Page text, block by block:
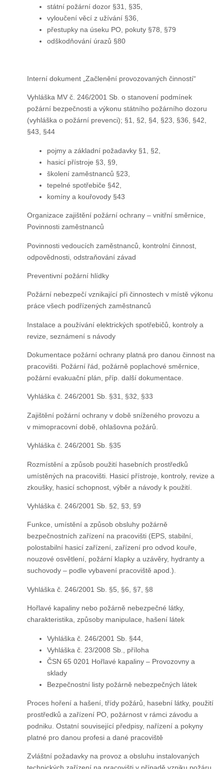
státní požární dozor §31, §35,
vyloučení věcí z užívání §36,
přestupky na úseku PO, pokuty §78, §79
odškodňování úrazů §80
Interní dokument „Začlenění provozovaných činností“
Vyhláška MV č. 246/2001 Sb. o stanovení podmínek
požární bezpečnosti a výkonu státního požárního dozoru
(vyhláška o požární prevenci); §1, §2, §4, §23, §36, §42,
§43, §44
pojmy a základní požadavky §1, §2,
hasicí přístroje §3, §9,
školení zaměstnanců §23,
tepelné spotřebiče §42,
komíny a kouřovody §43
Organizace zajištění požární ochrany – vnitřní směrnice,
Povinnosti zaměstnanců
Povinnosti vedoucích zaměstnanců, kontrolní činnost,
odpovědnosti, odstraňování závad
Preventivní požární hlídky
Požární nebezpečí vznikající při činnostech v místě výkonu
práce všech podřízených zaměstnanců
Instalace a používání elektrických spotřebičů, kontroly a
revize, seznámení s návody
Dokumentace požární ochrany platná pro danou činnost na
pracovišti. Požární řád, požárně poplachové směrnice,
požární evakuační plán, příp. další dokumentace.
Vyhláška č. 246/2001 Sb. §31, §32, §33
Zajištění požární ochrany v době sníženého provozu a
v mimopracovní době, ohlašovna požárů.
Vyhláška č. 246/2001 Sb. §35
Rozmístění a způsob použití hasebních prostředků
umístěných na pracovišti. Hasicí přístroje, kontroly, revize a
zkoušky, hasicí schopnost, výběr a návody k použití.
Vyhláška č. 246/2001 Sb. §2, §3, §9
Funkce, umístění a způsob obsluhy požárně
bezpečnostních zařízení na pracovišti (EPS, stabilní,
polostabilní hasicí zařízení, zařízení pro odvod kouře,
nouzové osvětlení, požární klapky a uzávěry, hydranty a
suchovody – podle vybavení pracoviště apod.).
Vyhláška č. 246/2001 Sb. §5, §6, §7, §8
Hořlavé kapaliny nebo požárně nebezpečné látky,
charakteristika, způsoby manipulace, hašení látek
Vyhláška č. 246/2001 Sb. §44,
Vyhláška č. 23/2008 Sb., příloha
ČSN 65 0201 Hořlavé kapaliny – Provozovny a
sklady
Bezpečnostní listy požárně nebezpečných látek
Proces hoření a hašení, třídy požárů, hasební látky, použití
prostředků a zařízení PO, požárnost v rámci závodu a
podniku. Ostatní související předpisy, nařízení a pokyny
platné pro danou profesi a dané pracoviště
Zvláštní požadavky na provoz a obsluhu instalovaných